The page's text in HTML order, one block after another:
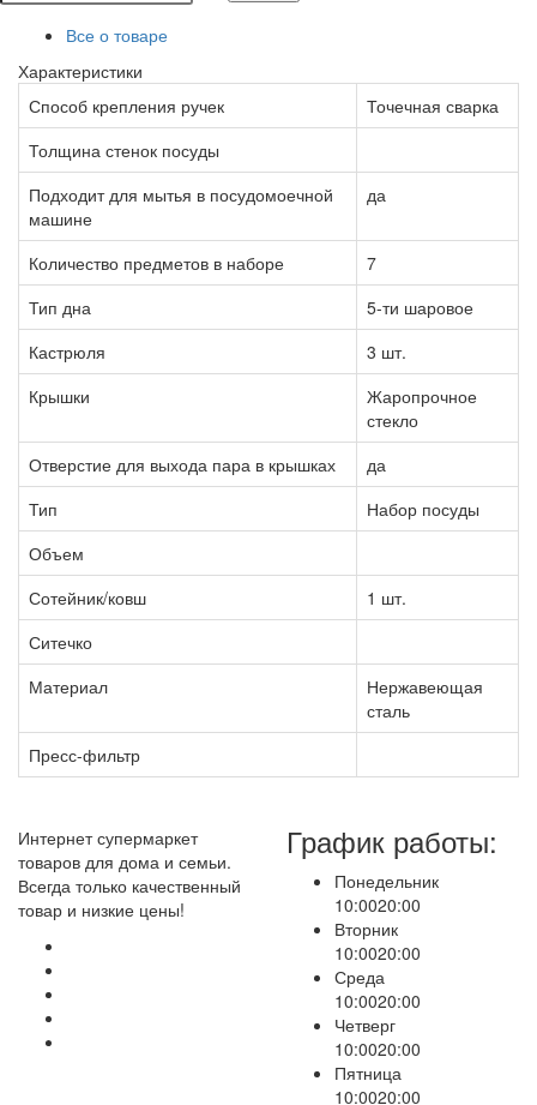
Все о товаре
Характеристики
Способ крепления ручек
Точечная сварка
Толщина стенок посуды
Подходит для мытья в посудомоечной
машине
да
Количество предметов в наборе
7
Тип дна
5-ти шаровое
Кастрюля
3 шт.
Крышки
Жаропрочное
стекло
Отверстие для выхода пара в крышках
да
Тип
Набор посуды
Объем
Сотейник/ковш
1 шт.
Ситечко
Материал
Нержавеющая
сталь
Пресс-фильтр
Интернет супермаркет
товаров для дома и семьи.
Всегда только качественный
товар и низкие цены!
График работы:
Понедельник
10:0020:00
Вторник
10:0020:00
Среда
10:0020:00
Четверг
10:0020:00
Пятница
10:0020:00